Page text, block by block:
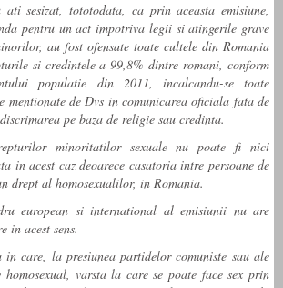
sesizat, tototodata, ca prin aceasta emisiune,
pentru un act impotriva legii si atingerile grave
au fost ofensate toate cultele din Romania
si credintele a 99,8% dintre romani, conform
populatie din 2011, incalcandu-se toate
mentionate de Dvs in comunicarea oficiala fata de
pe baza de religie sau credinta.
minoritatilor sexuale nu poate fi nici
in acest caz deoarece casatoria intre persoane de
drept al homosexualilor, in Romania.
european si international al emisiunii nu are
in acest sens.
care, la presiunea partidelor comuniste sau ale
varsta la care se poate face sex prin